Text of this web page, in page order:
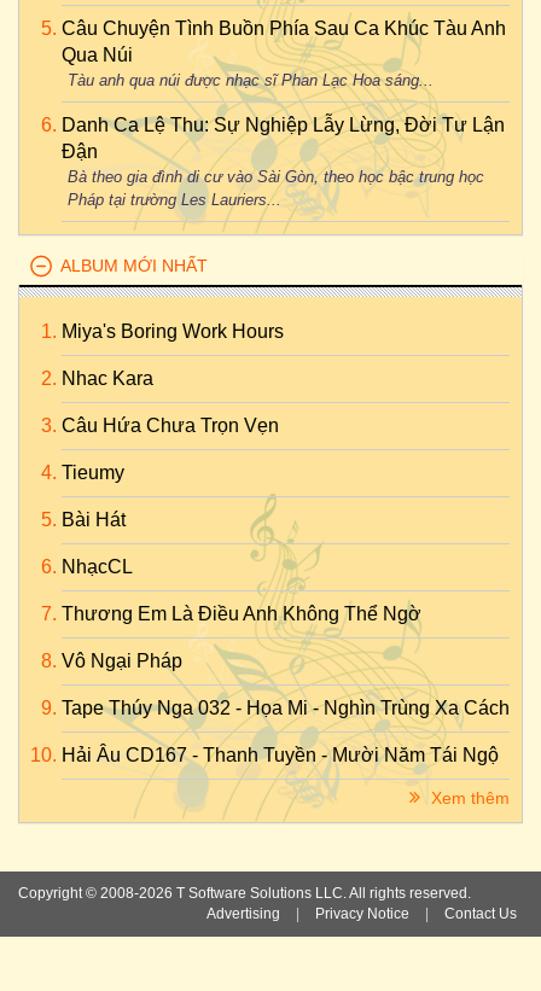
Câu Chuyện Tình Buồn Phía Sau Ca Khúc Tàu Anh
Qua Núi
Tàu anh qua núi được nhạc sĩ Phan Lạc Hoa sáng...
Danh Ca Lệ Thu: Sự Nghiệp Lẫy Lừng, Đời Tư Lận
Đận
Bà theo gia đình di cư vào Sài Gòn, theo học bậc trung học
Pháp tại trường Les Lauriers...
ALBUM MỚI NHẤT
Miya's Boring Work Hours
Nhac Kara
Câu Hứa Chưa Trọn Vẹn
Tieumy
Bài Hát
NhạcCL
Thương Em Là Điều Anh Không Thể Ngờ
Vô Ngại Pháp
Tape Thúy Nga 032 - Họa Mi - Nghìn Trùng Xa Cách
Hải Âu CD167 - Thanh Tuyền - Mười Năm Tái Ngộ
Xem thêm
Copyright © 2008-2026 T Software Solutions LLC. All rights reserved.
Advertising
Privacy Notice Contact Us